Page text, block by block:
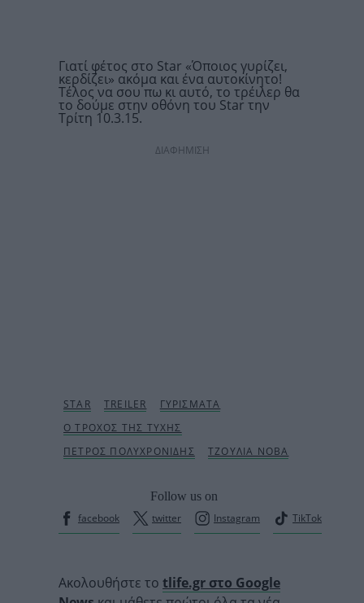
Γιατί φέτος στο Star «Όποιος γυρίζει,
κερδίζει» ακόμα και ένα αυτοκίνητο!
Τέλος να σου πω κι αυτό, το τρέιλερ θα
το δούμε στην οθόνη του Star την
Τρίτη 10.3.15.
ΔΙΑΦΗΜΙΣΗ
Follow us on
facebook
twitter Instagram TikTok
Ακολουθήστε το tlife.gr στο Google